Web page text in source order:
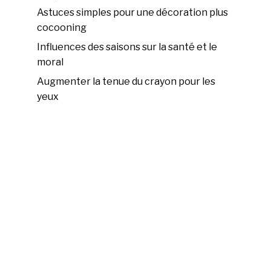
Astuces simples pour une décoration plus
cocooning
Influences des saisons sur la santé et le
moral
Augmenter la tenue du crayon pour les
yeux